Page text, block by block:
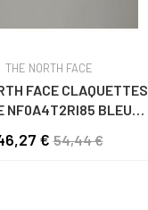
THE NORTH FACE
FACE CLAQUETTES
NF0A4T2RI85 BLEU
€54,44 €